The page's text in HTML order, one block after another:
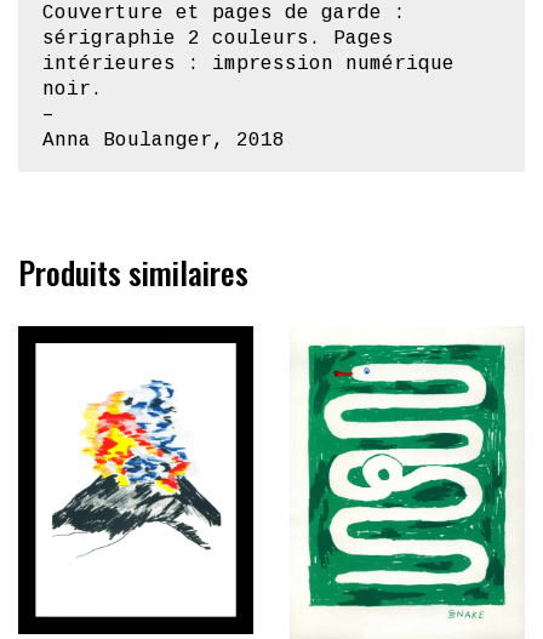
Couverture et pages de garde :
sérigraphie 2 couleurs. Pages
intérieures : impression numérique
noir.
–
Anna Boulanger, 2018
Produits similaires